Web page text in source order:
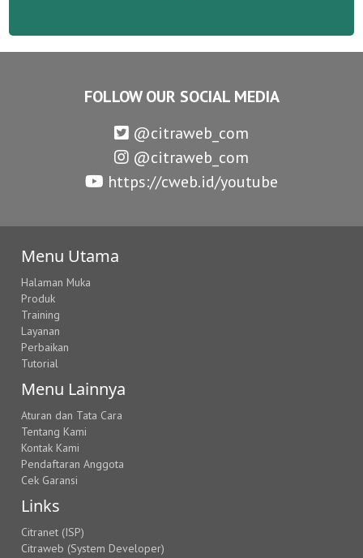
FOLLOW OUR SOCIAL MEDIA
@citraweb_com
@citraweb_com
https://cweb.id/youtube
Menu Utama
Halaman Muka
Produk
Training
Layanan
Perbaikan
Tutorial
Menu Lainnya
Aturan dan Tata Cara
Tentang Kami
Kontak Kami
Pendaftaran Anggota
Cek Garansi
Links
Citranet (ISP)
Citraweb (System Developer)